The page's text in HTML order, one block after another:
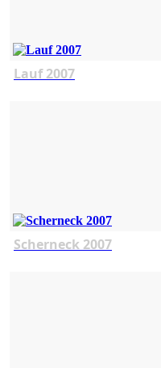
Lauf 2007
Scherneck 2007